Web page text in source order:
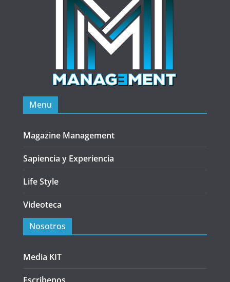
Menu
Magazine Management
Sapiencia y Experiencia
Life Style
Videoteca
Nosotros
Media KIT